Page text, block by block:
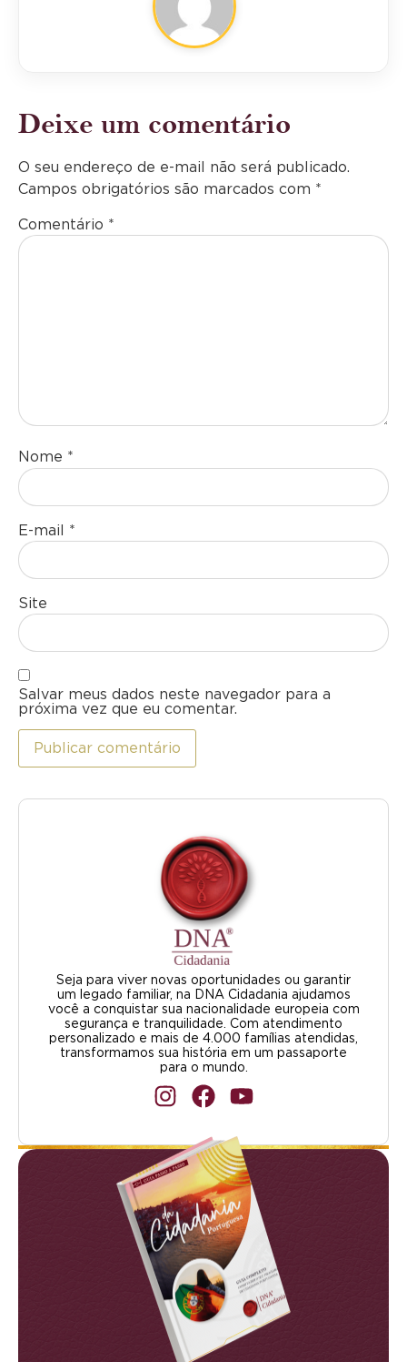
Deixe um comentário
O seu endereço de e-mail não será publicado.
Campos obrigatórios são marcados com *
Comentário *
Nome *
E-mail *
Site
Salvar meus dados neste navegador para a
próxima vez que eu comentar.
Seja para viver novas oportunidades ou garantir
um legado familiar, na DNA Cidadania ajudamos
você a conquistar sua nacionalidade europeia com
segurança e tranquilidade. Com atendimento
personalizado e mais de 4.000 famílias atendidas,
transformamos sua história em um passaporte
para o mundo.